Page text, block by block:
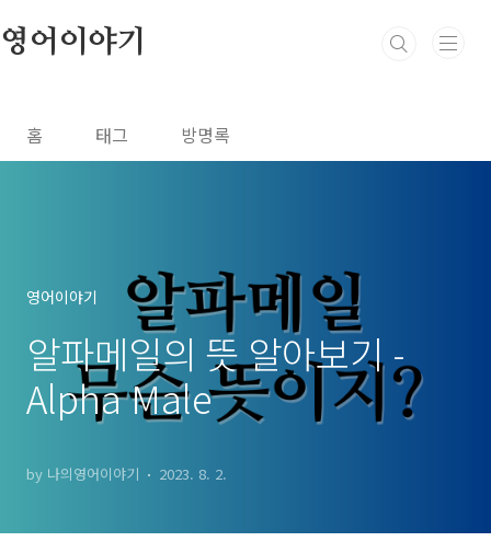
영어이야기
홈 태그 방명록
영어이야기
알파메일의 뜻 알아보기 -
Alpha Male
by 나의영어이야기 2023. 8. 2.